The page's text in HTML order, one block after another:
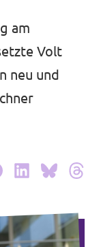
am
Volt
neu und